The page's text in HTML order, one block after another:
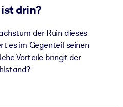
drin?
der Ruin dieses
es im Gegenteil seinen
Vorteile bringt der